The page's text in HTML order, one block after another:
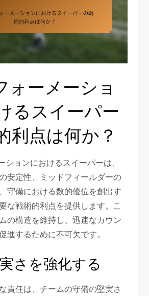
ォーメーショ
るスイーパー
利点は何か？
ションにおけるスイーパーは、
安定性、ミッドフィールダーの
守備における数的優位を創出す
な戦術的利点を提供します。こ
の構造を維持し、迅速なカウン
進するために不可欠です。
さを強化する
責任は、チームの守備の堅実さ